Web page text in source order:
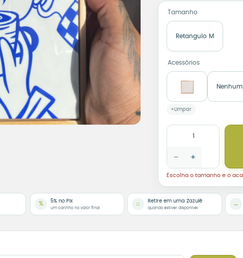
Tamanho
Retangulo M
Acessórios
Nenhum
Limpar
Azulejo Decorativo
− +
Escolha o tamanho e o
% 5% no Pix
um carinho no valor final
⌂ Retire em uma Zazulê
quando estiver disponível
→